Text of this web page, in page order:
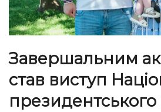
Завершальним
став виступ